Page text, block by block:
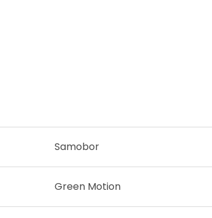
Samobor
Green Motion